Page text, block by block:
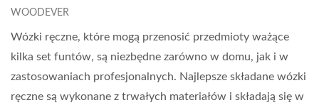
WOODEVER
Wózki ręczne, które mogą przenosić przedmioty ważące
kilka set funtów, są niezbędne zarówno w domu, jak i w
zastosowaniach profesjonalnych. Najlepsze składane wózki
ręczne są wykonane z trwałych materiałów i składają się w